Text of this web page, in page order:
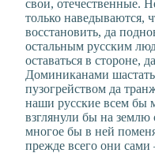
свои, отечественные.
только наведываются,
восстановить, да
остальным русским
оставаться в стороне,
Доминиканами
пузогрейством да
наши русские всем бы
взглянули бы на землю
многое бы в ней
прежде всего они